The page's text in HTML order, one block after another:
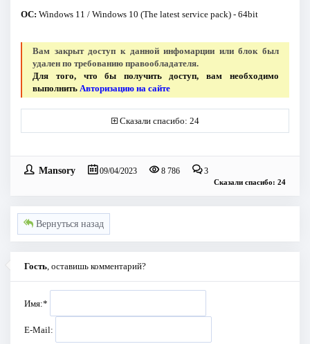
ОС: Windows 11 / Windows 10 (The latest service pack) - 64bit
Вам закрыт доступ к данной инфомарции или блок был
удален по требованию правообладателя.
Для того, что бы получить доступ, вам необходимо
выполнить Авторизацию на сайте
Сказали спасибо: 24
Mansory 09/04/2023 8 786 3
Сказали спасибо: 24
Вернуться назад
Гость , оставишь комментарий?
Имя:*
E-Mail: